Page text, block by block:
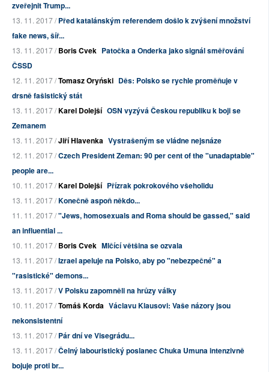
zveřejnit Trump...
13. 11. 2017 /Před katalánským referendem došlo k zvýšení množství
fake news, šíř...
13. 11. 2017 /Boris Cvek Patočka a Onderka jako signál směřování
ČSSD
12. 11. 2017 /Tomasz Oryński Děs: Polsko se rychle proměňuje v
drsně fašistický stát
13. 11. 2017 /Karel Dolejší OSN vyzývá Českou republiku k boji se
Zemanem
13. 11. 2017 /Jiří Hlavenka Vystrašeným se vládne nejsnáze
12. 11. 2017 /Czech President Zeman: 90 per cent of the "unadaptable"
people are...
10. 11. 2017 /Karel Dolejší Přízrak pokrokového všeholidu
13. 11. 2017 /Konečně aspoň někdo...
11. 11. 2017 /"Jews, homosexuals and Roma should be gassed," said
an influential ...
10. 11. 2017 /Boris Cvek Mlčící většina se ozvala
13. 11. 2017 /Izrael apeluje na Polsko, aby po "nebezpečné" a
"rasistické" demons...
13. 11. 2017 /V Polsku zapomněli na hrůzy války
10. 11. 2017 /Tomáš Korda Václavu Klausovi: Vaše názory jsou
nekonsistentní
13. 11. 2017 /Pár dní ve Visegrádu...
13. 11. 2017 /Čelný labouristický poslanec Chuka Umuna intenzivně
bojuje proti br...